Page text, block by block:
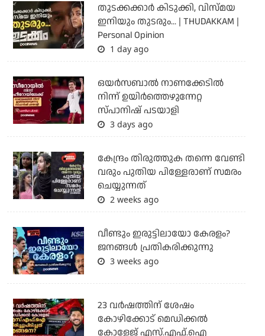
തുടക്കക്കാര്‍ കിടുക്കി, വിസ്മയ
ഇനിയും തുടരും... | THUDAKKAM |
Personal Opinion
1 day ago
ഒയര്‍സബാൽ നാണക്കേടിൽ
നിന്ന് ഉയിർത്തെഴുന്നേറ്റ
സ്പാനിഷ് പടയാളി
3 days ago
കേന്ദ്രം തിരുത്തുക തന്നെ വേണ്ടി
വരും പുതിയ പിള്ളേരാണ് സമരം
ചെയ്യുന്നത്
2 weeks ago
വീണ്ടും ഇരുട്ടിലായോ കേരളം?
ജനങ്ങൾ പ്രതികരിക്കുന്നു
3 weeks ago
23 വർഷത്തിന് ശേഷം
കോഴിക്കോട് മെഡിക്കൽ
കോളേജ് എസ്.എഫ്.ഐ